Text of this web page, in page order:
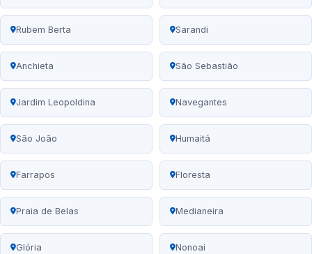
Rubem Berta Sarandi
Anchieta São Sebastião
Jardim Leopoldina Navegantes
São João Humaitá
Farrapos Floresta
Praia de Belas Medianeira
Glória Nonoai